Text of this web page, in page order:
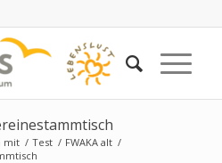
mit / Test / FWAKA alt /